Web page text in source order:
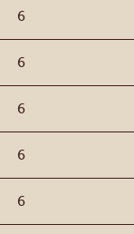
6
6
6
6
6